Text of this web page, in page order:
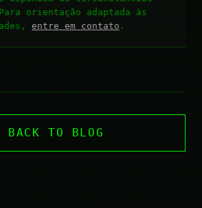
orientação adaptada às
entre em contato .
BACK TO BLOG